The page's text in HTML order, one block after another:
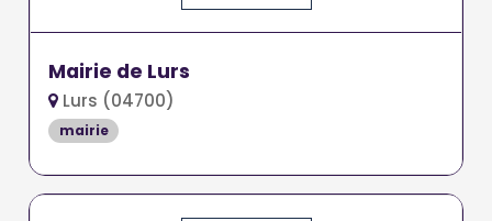
Mairie de Lurs
Lurs (04700)
mairie